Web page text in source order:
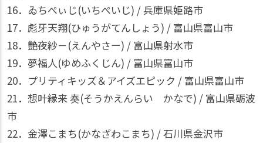
16．ゐちぺぃじ(いちぺいじ) / 兵庫県姫路市
17．彪牙天翔(ひゅうがてんしょう) / 富山県富山市
18．艶夜紗－(えんやさー) / 富山県射水市
19．夢福人(ゆめふくじん) / 富山県富山市
20．プリティキッズ＆アイズエピック / 富山県富山市
21．想叶縁来 奏(そうかえんらい かなで) / 富山県砺波
市
22．金澤こまち(かなざわこまち) / 石川県金沢市